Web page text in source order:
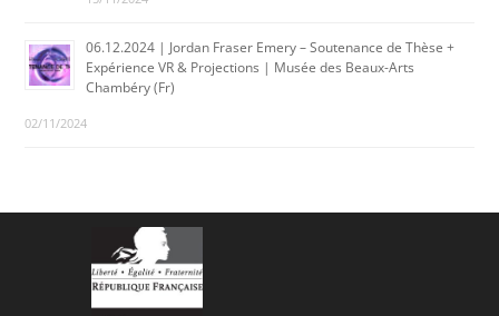
06.12.2024 | Jordan Fraser Emery – Soutenance de Thèse +
Expérience VR & Projections | Musée des Beaux-Arts
Chambéry (Fr)
02/11/2024